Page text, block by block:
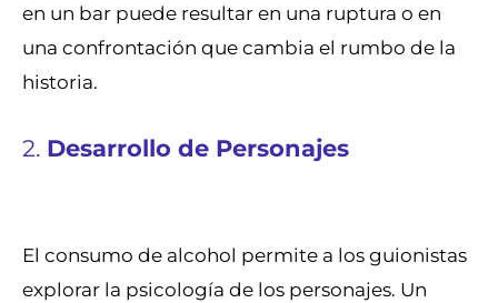
en un bar puede resultar en una ruptura o en
una confrontación que cambia el rumbo de la
historia.
2. Desarrollo de Personajes
El consumo de alcohol permite a los guionistas
explorar la psicología de los personajes. Un